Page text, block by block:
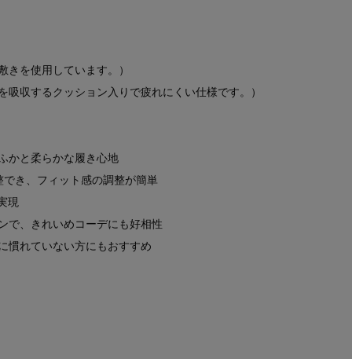
を使用しています。）
収するクッション入りで疲れにくい仕様です。）
かと柔らかな履き心地
き、フィット感の調整が簡単
現
で、きれいめコーデにも好相性
慣れていない方にもおすすめ